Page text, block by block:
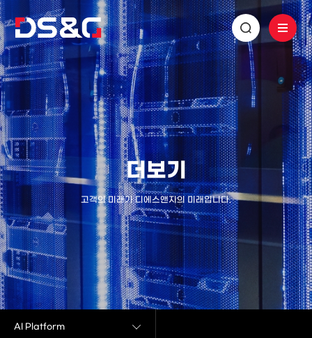
더보기
고객의 미래가 디에스앤지의 미래입니다.
AI Platform